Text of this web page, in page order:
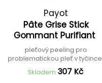
Payot
Pâte Grise Stick
Gommant Purifiant
pleťový peeling pro
problematickou pleť v tyčince
Skladem 307 Kč